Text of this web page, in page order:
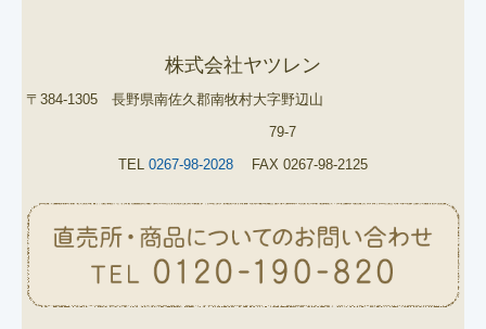
株式会社ヤツレン
〒384-1305 長野県南佐久郡南牧村大字野辺山
79-7
TEL 0267-98-2028 FAX 0267-98-2125